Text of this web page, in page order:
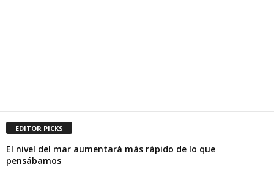
EDITOR PICKS
El nivel del mar aumentará más rápido de lo que
pensábamos